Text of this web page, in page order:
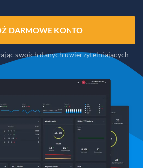
DARMOWE KONTO
swoich danych uwierzytelniających